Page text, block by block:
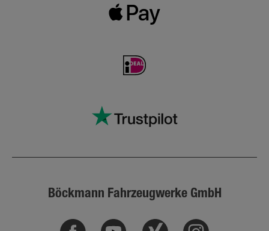
Böckmann Fahrzeugwerke GmbH
Facebook Youtube Xing Instagram